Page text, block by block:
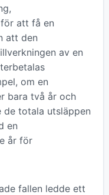
att få en
att den
av en
om en
bara två år och
de totala utsläppen
en
år för
fallen ledde ett